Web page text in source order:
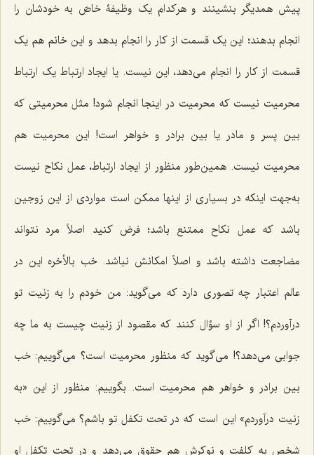
پیش همدیگر بنشینند و هرکدام یک وظیفۀ خاصّ به خودشان را
انجام بدهند؛ این یک قسمت از کار را انجام بدهد و این خانم هم یک
قسمت از کار را انجام می‌دهد، این نیست. یا ایجاد ارتباط یک ارتباط
محرمیت نیست که محرمیت در اینجا انجام شود! مثل محرمیتی که
بین پسر و مادر یا بین برادر و خواهر است! این محرمیت هم
محرمیت نیست. همین‌طور منظور از ایجاد ارتباط، عمل نکاح نیست
به‌جهت اینکه در بسیاری از اینها ممکن است مواردی از این زوجین
باشد که عمل نکاح ممتنع باشد؛ فرض کنید اصلاً‌ مرد نتواند
مضاجعت داشته باشد و اصلاً امکانش نباشد. خب بالأخره این در
عالم اعتبار چه تصوری دارد که می‌گوید: من خودم را به زنیت تو
درآوردم؟! اگر از او سؤال کنند که مقصود از زنیت چیست به ما چه
جوابی می‌دهد؟! می‌گوید که منظور محرمیت است؟ می‌گوییم: خب
بین برادر و خواهر هم محرمیت است. بگوییم: منظور از این «به
زنیت درآوردم» این است که در تحت تکفل تو باشم؟ می‌گوییم: خب
شخص به کلفت و نوکرش هم حقوق می‌دهد و در تحت تکفل او